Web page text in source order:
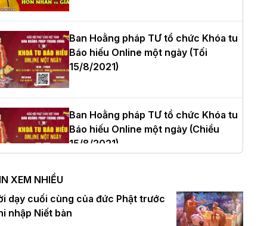
Trưởng BTS GHPGVN thành phố Hải
nhiệm kỳ 2026 – 2031
tọa Thích Tâm Chính được suy
tân Trưởng ban Trị sự GHPGVN tỉnh
Nội: Tăng Ni Trường hạ Bồ Đề trang
tác pháp Tiền an cư PL.2570 –
Ban Hoằng pháp TƯ tổ chức Khóa tu
Báo hiếu Online một ngày (Tối
15/8/2021)
Ban Hoằng pháp TƯ tổ chức Khóa tu
Báo hiếu Online một ngày (Chiều
15/8/2021)
Ban Hoằng pháp TƯ tổ chức Khóa tu
Báo hiếu Online một ngày (Sáng
15/8/2021)
XEM NHIỀU
dạy cuối cùng của đức Phật trước
nhập Niết bàn